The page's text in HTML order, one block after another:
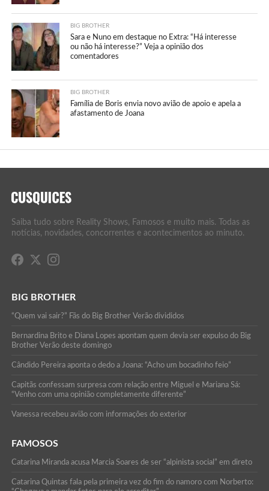
BIG BROTHER
Sara e Nuno em destaque no Extra: “Há interesse
ou não há interesse?” Veja a opinião dos
comentadores
BIG BROTHER
Família de Boris envia novo avião de apoio e apela a
afastamento de Joana
Saiba tudo sobre Reality Shows, Famosos e muito mais. Todas as
notícias, novidades, concorrentes e acontecimentos ao minuto.
BIG BROTHER
“Quem vai sair?” Fãs do Big Brother Verão divididos
Bernardina Brito e Diana Lopes apontam quem devia ser expulso do Big
Brother Verão deste domingo
Cândido Pereira aponta o dedo a Joana: “Acho um bocadinho feio”
Capitãs confessam surpresa com relação entre Miguel e Mariana Sá:
“Venho com uma opinião completamente diferente”
Vanessa recebeu avião com informações do exterior
FAMOSOS
Catarina Miranda acusa Marcia Soares de ser “alpinista social” em direto
Catarina Quintas fala pela primeira vez do fim do namoro com Norberto: